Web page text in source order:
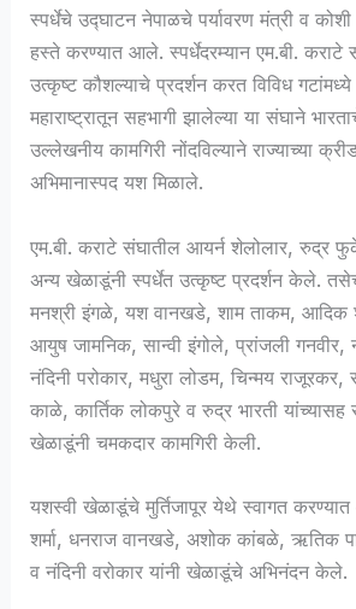
स्पर्धेचे उद्घाटन नेपाळचे पर्यावरण मंत्री व कोशी
हस्ते करण्यात आले. स्पर्धेदरम्यान एम.बी. कराटे
उत्कृष्ट कौशल्याचे प्रदर्शन करत विविध
महाराष्ट्रातून सहभागी झालेल्या या संघाने
उल्लेखनीय कामगिरी नोंदविल्याने राज्याच्या
अभिमानास्पद यश मिळाले.
एम.बी. कराटे संघातील आयर्न शेलोलार, रुद्र
अन्य खेळाडूंनी स्पर्धेत उत्कृष्ट प्रदर्शन केले.
मनश्री इंगळे, यश वानखडे, शाम ताकम, आदिक
आयुष जामनिक, सान्वी इंगोले, प्रांजली गनवीर,
नंदिनी परोकार, मधुरा लोडम, चिन्मय राजूरकर,
काळे, कार्तिक लोकपुरे व रुद्र भारती
खेळाडूंनी चमकदार कामगिरी केली.
यशस्वी खेळाडूंचे मुर्तिजापूर येथे स्वागत
शर्मा, धनराज वानखडे, अशोक कांबळे, ऋतिक
व नंदिनी वरोकार यांनी खेळाडूंचे अभिनंदन केले.